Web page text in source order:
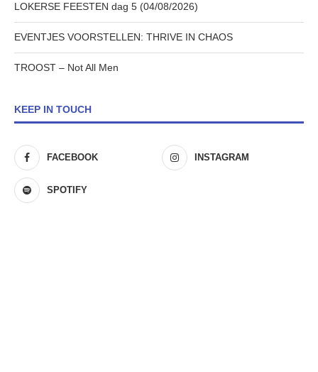
LOKERSE FEESTEN dag 5 (04/08/2026)
EVENTJES VOORSTELLEN: THRIVE IN CHAOS
TROOST – Not All Men
KEEP IN TOUCH
FACEBOOK INSTAGRAM
SPOTIFY